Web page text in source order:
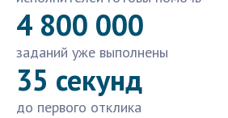
4 800 000
заданий уже выполнены
35 секунд
до первого отклика